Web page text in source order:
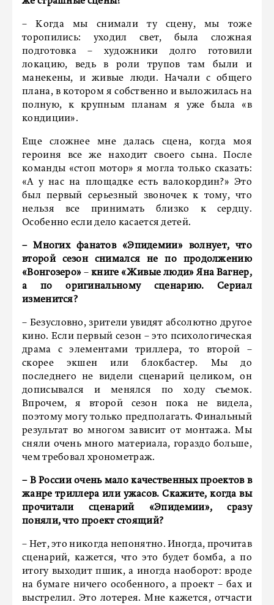
– Когда мы снимали ту сцену, мы тоже
торопились: уходил свет, была сложная
подготовка – художники долго готовили
локацию, ведь в роли трупов там были и
манекены, и живые люди. Начали с общего
плана, в котором я собственно и выложилась на
полную, к крупным планам я уже была «в
кондиции».
Еще сложнее мне далась сцена, когда моя
героиня все же находит своего сына. После
команды «стоп мотор» я могла только сказать:
«А у нас на площадке есть валокордин?» Это
был первый серьезный звоночек к тому, что
нельзя все принимать близко к сердцу.
Особенно если дело касается детей.
– Многих фанатов «Эпидемии» волнует, что
второй сезон снимался не по продолжению
«Вонгозеро»– книге «Живые люди» Яна Вагнер,
а по оригинальному сценарию. Сериал
изменится?
– Безусловно, зрители увидят абсолютно другое
кино. Если первый сезон – это психологическая
драма с элементами триллера, то второй –
скорее экшен или блокбастер. Мы до
последнего не видели сценарий целиком, он
дописывался и менялся по ходу съемок.
Впрочем, я второй сезон пока не видела,
поэтому могу только предполагать. Финальный
результат во многом зависит от монтажа. Мы
сняли очень много материала, гораздо больше,
чем требовал хронометраж.
– В России очень мало качественных проектов в
жанре триллера или ужасов. Скажите, когда вы
прочитали сценарий «Эпидемии», сразу
поняли, что проект стоящий?
– Нет, это никогда непонятно. Иногда, прочитав
сценарий, кажется, что это будет бомба, а по
итогу выходит пшик, а иногда наоборот: вроде
на бумаге ничего особенного, а проект – бах и
выстрелил. Это лотерея. Мне кажется, отчасти